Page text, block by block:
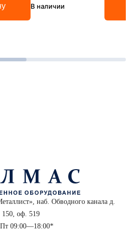
В наличии
наб. Обводного канала д.
150, оф. 519
09:00—18:00*